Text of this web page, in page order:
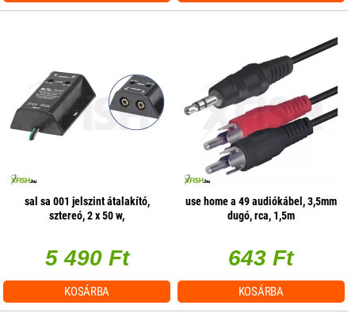
sal sa 001 jelszint átalakító,
sztereó, 2 x 50 w,
5 490 Ft
KOSÁRBA
use home a 49 audiókábel, 3,5mm
dugó, rca, 1,5m
643 Ft
KOSÁRBA